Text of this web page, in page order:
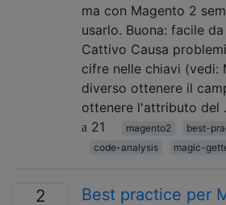
ma con Magento 2
usarlo. Buona: facile
Cattivo Causa
cifre nelle chiavi (vedi:
diverso ottenere il
ottenere l'attributo del
21
magento2 best-
code-analysis
magic-
2 Best practice per